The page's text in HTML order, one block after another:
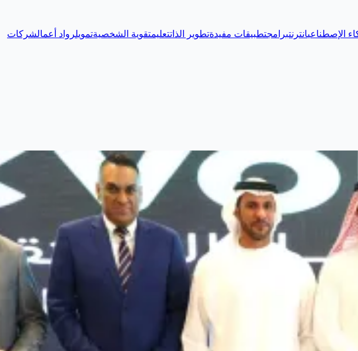
الإصطناعيانترنتبرامجتطبيقات مفيدةتطوير الذاتتعليمتقوية الشخصيةتمويلرواد أعمالشركات